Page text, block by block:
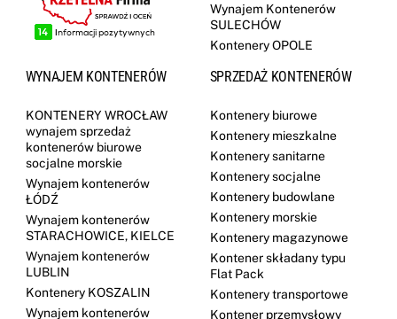
Wynajem Kontenerów
SULECHÓW
Kontenery OPOLE
WYNAJEM KONTENERÓW
KONTENERY WROCŁAW
wynajem sprzedaż
kontenerów biurowe
socjalne morskie
Wynajem kontenerów
ŁÓDŹ
Wynajem kontenerów
STARACHOWICE, KIELCE
Wynajem kontenerów
LUBLIN
Kontenery KOSZALIN
Wynajem kontenerów
SPRZEDAŻ KONTENERÓW
Kontenery biurowe
Kontenery mieszkalne
Kontenery sanitarne
Kontenery socjalne
Kontenery budowlane
Kontenery morskie
Kontenery magazynowe
Kontener składany typu
Flat Pack
Kontenery transportowe
Kontener przemysłowy